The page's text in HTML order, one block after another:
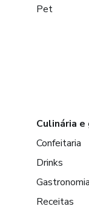
Pet
Culinária
Confeitaria
Drinks
Gastronomia
Receitas